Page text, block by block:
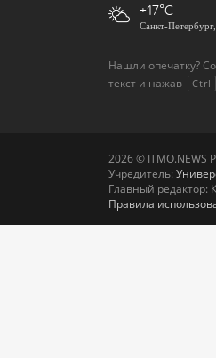
+17
Санкт-
Нашли опечатку?
текст и нажав
Ctrl
2026 © ITMO.NEWS
Учредитель:
Главный редактор:
Правила